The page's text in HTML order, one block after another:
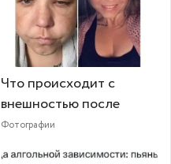
Что происходит с
внешностью после
Фотографии